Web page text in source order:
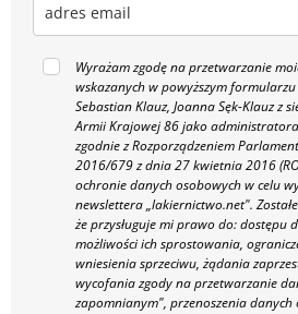
Wyrażam zgodę na przetwarzanie
wskazanych w powyższym
Sebastian Klauz, Joanna Sęk-Klauz z
Armii Krajowej 86 jako
zgodnie z Rozporządzeniem
2016/679 z dnia 27 kwietnia 2016
ochronie danych osobowych w celu
newslettera „lakiernictwo.net".
że przysługuje mi prawo do: dostępu
możliwości ich sprostowania,
wniesienia sprzeciwu, żądania
wycofania zgody na przetwarzanie
zapomnianym", przenoszenia danych